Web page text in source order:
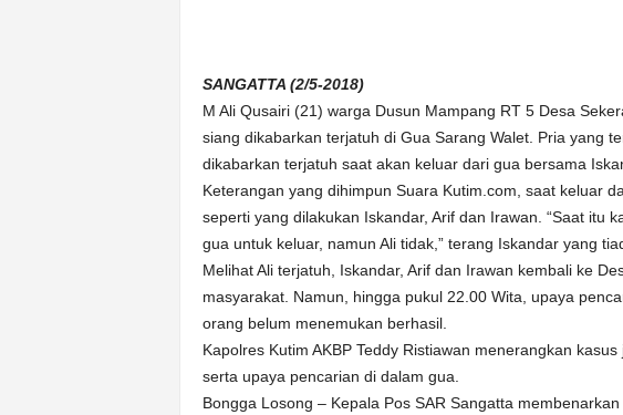
SANGATTA (2/5-2018)
M Ali Qusairi (21) warga Dusun Mampang RT 5 Desa
siang dikabarkan terjatuh di Gua Sarang Walet. Pria yang
dikabarkan terjatuh saat akan keluar dari gua bersama
Keterangan yang dihimpun Suara Kutim.com, saat keluar
seperti yang dilakukan Iskandar, Arif dan Irawan. “Saat itu
gua untuk keluar, namun Ali tidak,” terang Iskandar yang
Melihat Ali terjatuh, Iskandar, Arif dan Irawan kembali ke
masyarakat. Namun, hingga pukul 22.00 Wita, upaya
orang belum menemukan berhasil.
Kapolres Kutim AKBP Teddy Ristiawan menerangkan
serta upaya pencarian di dalam gua.
Bongga Losong – Kepala Pos SAR Sangatta